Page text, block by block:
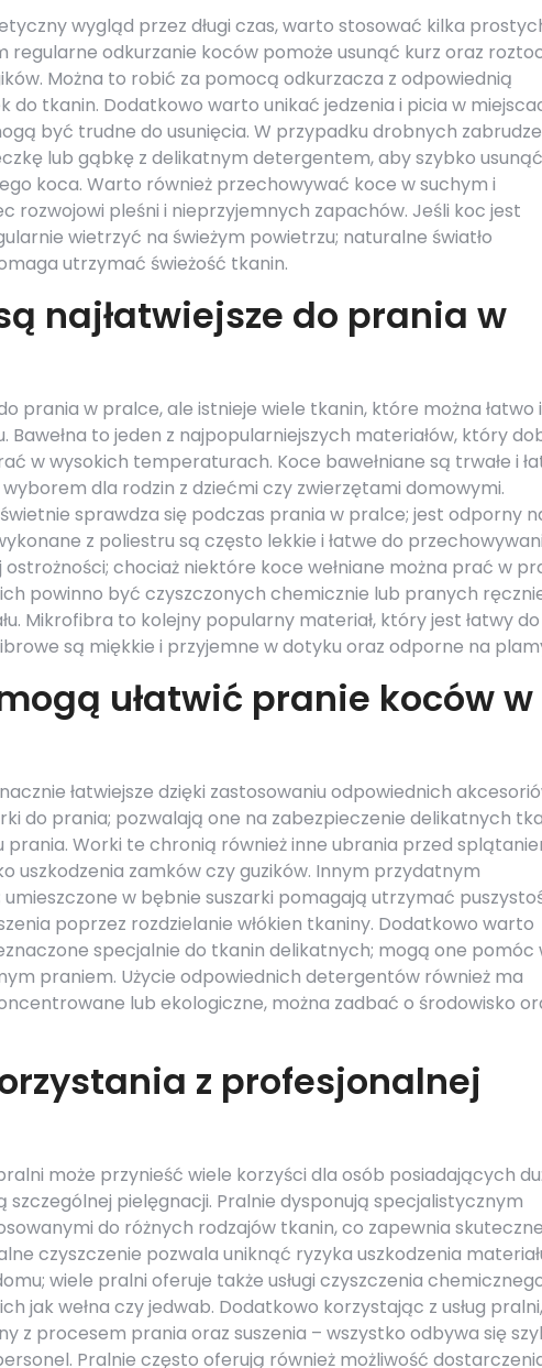
wygląd przez długi czas, warto stosować kilka
regularne odkurzanie koców pomoże usunąć kurz oraz
Można to robić za pomocą odkurzacza z odpowiednią
tkanin. Dodatkowo warto unikać jedzenia i picia w
być trudne do usunięcia. W przypadku drobnych
lub gąbkę z delikatnym detergentem, aby szybko usunąć
koca. Warto również przechowywać koce w suchym i
rozwojowi pleśni i nieprzyjemnych zapachów. Jeśli koc jest
wietrzyć na świeżym powietrzu; naturalne światło
utrzymać świeżość tkanin.
najłatwiejsze do prania w
prania w pralce, ale istnieje wiele tkanin, które można łatwo i
to jeden z najpopularniejszych materiałów, który
w wysokich temperaturach. Koce bawełniane są trwałe i
dla rodzin z dziećmi czy zwierzętami domowymi.
sprawdza się podczas prania w pralce; jest odporny
z poliestru są często lekkie i łatwe do
chociaż niektóre koce wełniane można prać w
powinno być czyszczonych chemicznie lub pranych
Mikrofibra to kolejny popularny materiał, który jest łatwy do
są miękkie i przyjemne w dotyku oraz odporne na
ułatwić pranie koców w
łatwiejsze dzięki zastosowaniu odpowiednich
do prania; pozwalają one na zabezpieczenie delikatnych
prania. Worki te chronią również inne ubrania przed
uszkodzenia zamków czy guzików. Innym przydatnym
umieszczone w bębnie suszarki pomagają utrzymać
poprzez rozdzielanie włókien tkaniny. Dodatkowo warto
specjalnie do tkanin delikatnych; mogą one pomóc
praniem. Użycie odpowiednich detergentów również ma
lub ekologiczne, można zadbać o środowisko
z profesjonalnej
może przynieść wiele korzyści dla osób posiadających
pielęgnacji. Pralnie dysponują specjalistycznym
do różnych rodzajów tkanin, co zapewnia
czyszczenie pozwala uniknąć ryzyka uszkodzenia
wiele pralni oferuje także usługi czyszczenia
jak wełna czy jedwab. Dodatkowo korzystając z usług pralni,
z procesem prania oraz suszenia – wszystko odbywa się
Pralnie często oferują również możliwość